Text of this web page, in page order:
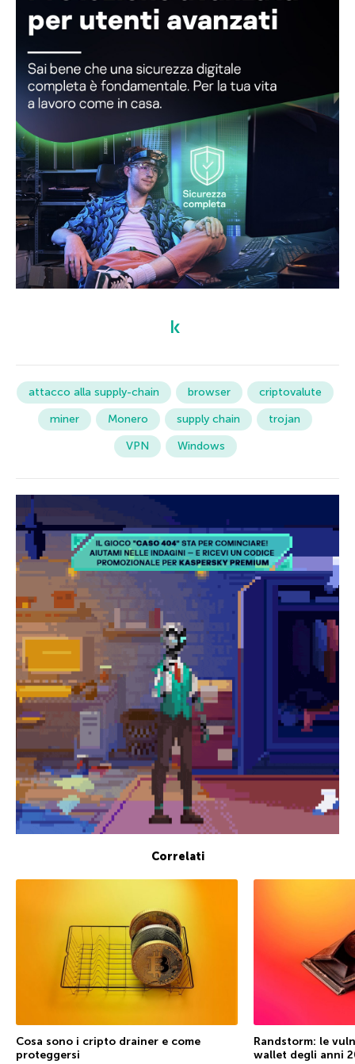
attacco alla supply-chain browser
criptovalute
miner
Monero supply chain
trojan
VPN
Windows
Correlati
Cosa sono i cripto drainer e come
proteggersi
Randstorm: le
wallet degli anni